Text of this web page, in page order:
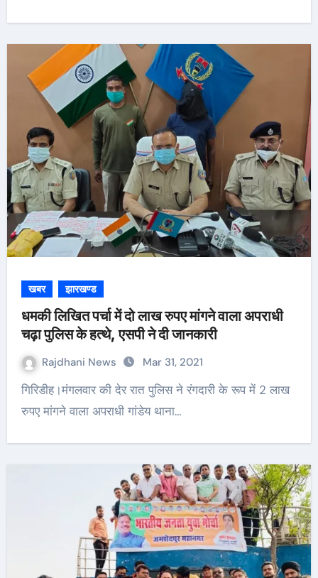
खबर झारखण्ड
धमकी लिखित पर्चा में दो लाख रुपए मांगने वाला अपराधी
चढ़ा पुलिस के हत्थे, एसपी ने दी जानकारी
Rajdhani News Mar 31, 2021
गिरिडीह।मंगलवार की देर रात पुलिस ने रंगदारी के रूप में 2 लाख
रुपए मांगने वाला अपराधी गांडेय थाना…